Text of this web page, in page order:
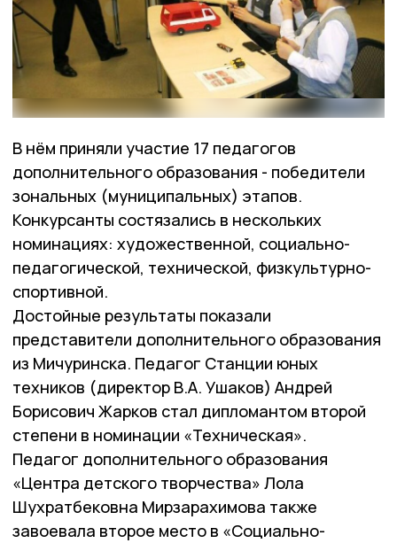
В нём приняли участие 17 педагогов
дополнительного образования - победители
зональных (муниципальных) этапов.
Конкурсанты состязались в нескольких
номинациях: художественной, социально-
педагогической, технической, физкультурно-
спортивной.
Достойные результаты показали
представители дополнительного образования
из Мичуринска. Педагог Станции юных
техников (директор В.А. Ушаков) Андрей
Борисович Жарков стал дипломантом второй
степени в номинации «Техническая».
Педагог дополнительного образования
«Центра детского творчества» Лола
Шухратбековна Мирзарахимова также
завоевала второе место в «Социально-